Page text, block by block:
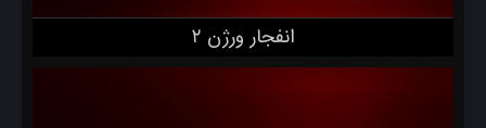
انفجار ورژن ۲